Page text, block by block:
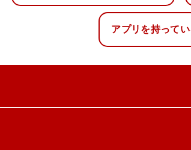
アプリを持って